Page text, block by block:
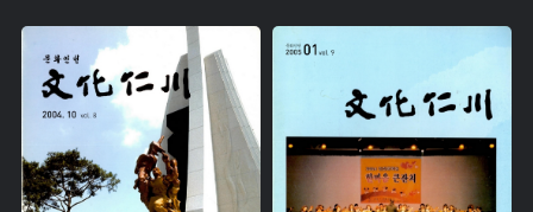
유형 :
생산 :
소장 :